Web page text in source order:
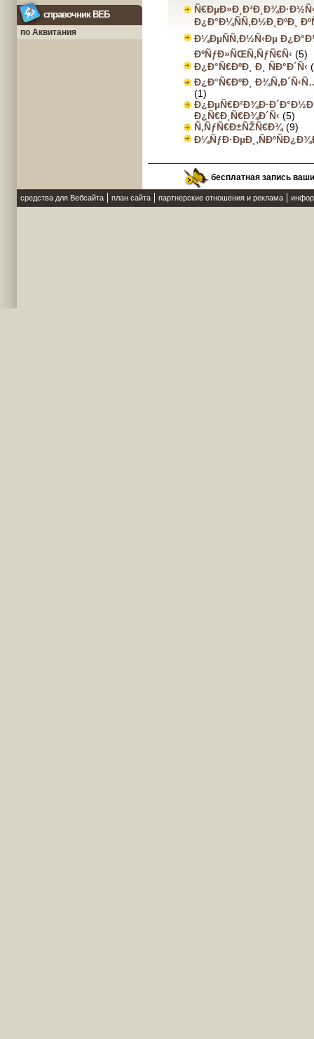
справочник ВЕБ
по Аквитания
Ð¿Ð°Ð¼ÑÑ‚Ð½Ð¸ÐºÐ¸
Ð¼ÐµÑÑ‚Ð½Ñ‹Ðµ
ÐºÑƒÐ»ÑŒÑ‚ÑƒÑ€Ñ‹ (5)
Ð¿Ð°Ñ€ÐºÐ¸ Ð¸ ÑÐ°Ð´Ñ‹
Ð¿Ð°Ñ€ÐºÐ¸
(1)
Ð¿Ñ€Ð¸Ñ€Ð¾Ð´Ñ‹ (5)
Ñ‚ÑƒÑ€Ð±ÑŽÑ€Ð¾ (9)
бесплатная запись
средства для Вебсайта план сайта партнерские отношения и реклама